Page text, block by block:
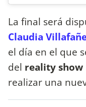
La final será
Claudia
el día en el que
del reality show
realizar una